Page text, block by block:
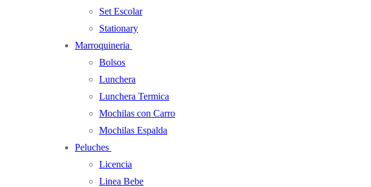
Set Escolar
Stationary
Marroquineria
Bolsos
Lunchera
Lunchera Termica
Mochilas con Carro
Mochilas Espalda
Peluches
Licencia
Linea Bebe